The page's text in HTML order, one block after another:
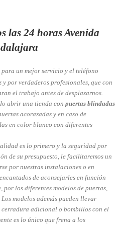
las 24 horas Avenida
para un mejor servicio y el teléfono
por verdaderos profesionales, que con
el trabajo antes de desplazarnos.
abrir una tienda con puertas blindadas
acorazadas y en caso de
en color blanco con diferentes
es lo primero y la seguridad por
de su presupuesto, le facilitaremos un
por nuestras instalaciones o en
de aconsejarles en función
por los diferentes modelos de puertas,
modelos además pueden llevar
cerradura adicional o bombillos con el
es lo único que frena a los